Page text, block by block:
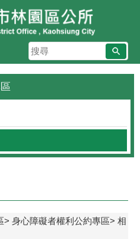
搜
尋
身心障礙者權利公約專區
相